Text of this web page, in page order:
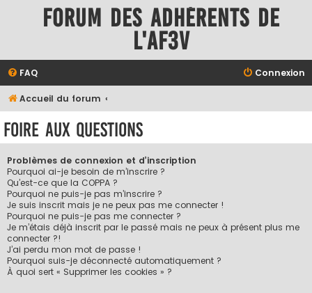
Forum des adhérents de
l'AF3V
FAQ Connexion
Accueil du forum
Foire aux questions
Problèmes de connexion et d’inscription
Pourquoi ai-je besoin de m’inscrire ?
Qu’est-ce que la COPPA ?
Pourquoi ne puis-je pas m’inscrire ?
Je suis inscrit mais je ne peux pas me connecter !
Pourquoi ne puis-je pas me connecter ?
Je m’étais déjà inscrit par le passé mais ne peux à présent plus me
connecter ?!
J’ai perdu mon mot de passe !
Pourquoi suis-je déconnecté automatiquement ?
À quoi sert « Supprimer les cookies » ?